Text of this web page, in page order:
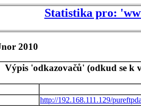
Statistika pro:
2010
Výpis 'odkazovačů' (odkud se k
http://192.168.111.129/